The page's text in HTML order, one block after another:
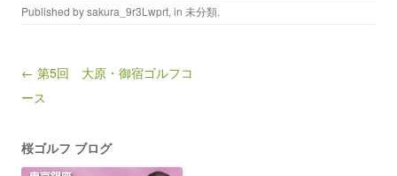
Published bysakura_9r3Lwprt, in 未分類.
Post navigation
← 第5回 大原・御宿ゴルフコ
ース
桜ゴルフ ブログ